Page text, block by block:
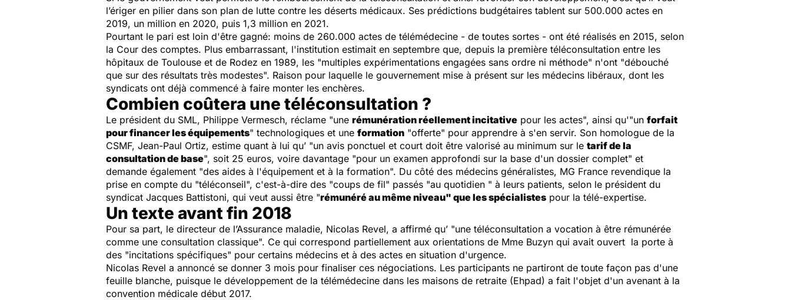
l’ériger en pilier dans son plan de lutte contre les déserts médicaux. Ses prédictions budgétaires tablent sur 500.000 actes en
2019, un million en 2020, puis 1,3 million en 2021.
Pourtant le pari est loin d'être gagné: moins de 260.000 actes de télémédecine - de toutes sortes - ont été réalisés en 2015, selon
la Cour des comptes. Plus embarrassant, l'institution estimait en septembre que, depuis la première téléconsultation entre les
hôpitaux de Toulouse et de Rodez en 1989, les "multiples expérimentations engagées sans ordre ni méthode" n'ont "débouché
que sur des résultats très modestes". Raison pour laquelle le gouvernement mise à présent sur les médecins libéraux, dont les
syndicats ont déjà commencé à faire monter les enchères.
Combien coûtera une téléconsultation ?
Le président du SML, Philippe Vermesch, réclame "une rémunération réellement incitative pour les actes", ainsi qu'"un forfait
pour financer les équipements" technologiques et une formation "offerte" pour apprendre à s'en servir. Son homologue de la
CSMF, Jean-Paul Ortiz, estime quant à lui qu’ "un avis ponctuel et court doit être valorisé au minimum sur le tarif de la
consultation de base", soit 25 euros, voire davantage "pour un examen approfondi sur la base d'un dossier complet" et
demande également "des aides à l'équipement et à la formation". Du côté des médecins généralistes, MG France revendique la
prise en compte du "téléconseil", c'est-à-dire des "coups de fil" passés "au quotidien " à leurs patients, selon le président du
syndicat Jacques Battistoni, qui veut aussi être "rémunéré au même niveau" que les spécialistes pour la télé-expertise.
Un texte avant fin 2018
Pour sa part, le directeur de l’Assurance maladie, Nicolas Revel, a affirmé qu’ "une téléconsultation a vocation à être rémunérée
comme une consultation classique". Ce qui correspond partiellement aux orientations de Mme Buzyn qui avait ouvert la porte à
des "incitations spécifiques" pour certains médecins et à des actes en situation d'urgence.
Nicolas Revel a annoncé se donner 3 mois pour finaliser ces négociations. Les participants ne partiront de toute façon pas d'une
feuille blanche, puisque le développement de la télémédecine dans les maisons de retraite (Ehpad) a fait l'objet d'un avenant à la
convention médicale début 2017.